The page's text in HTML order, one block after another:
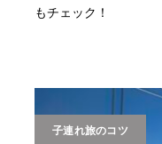
もチェック！
子連れ旅のコツ